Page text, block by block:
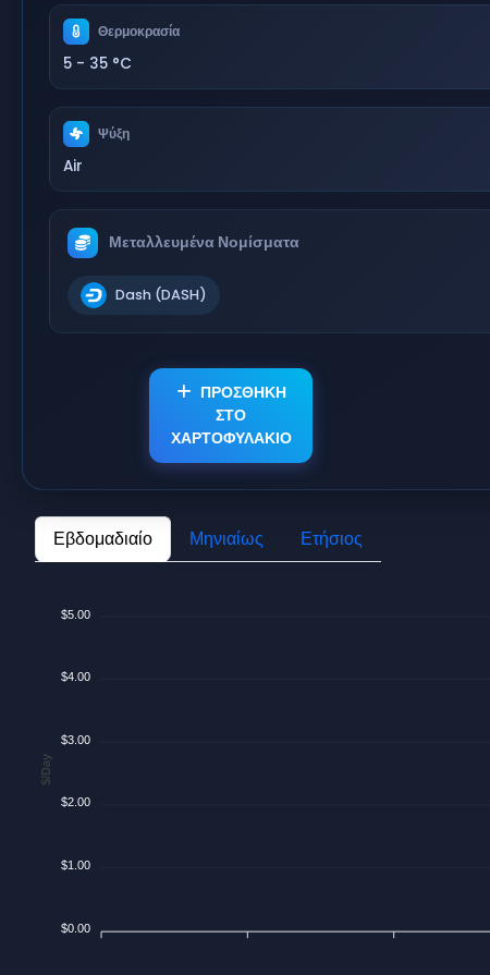
Θερμοκρασία
5 - 35 °C
Ψύξη
Air
Μεταλλευμένα Νομίσματα
Dash (DASH)
ΠΡΟΣΘΗΚΗ
ΣΤΟ
ΧΑΡΤΟΦΥΛΑΚΙΟ
Εβδομαδιαίο Μηνιαίως Ετήσιος
$5.00
$4.00
$3.00
$2.00
$1.00
$0.00
$/Day